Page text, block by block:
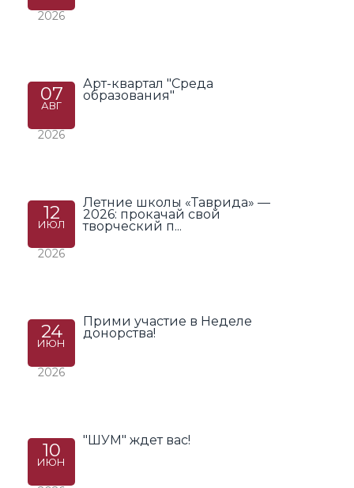
2026
07
АВГ
2026
Арт-квартал "Среда
образования"
12
ИЮЛ
2026
Летние школы «Таврида» —
2026: прокачай свой
творческий п...
24
ИЮН
2026
Прими участие в Неделе
донорства!
10
ИЮН
"ШУМ" ждет вас!